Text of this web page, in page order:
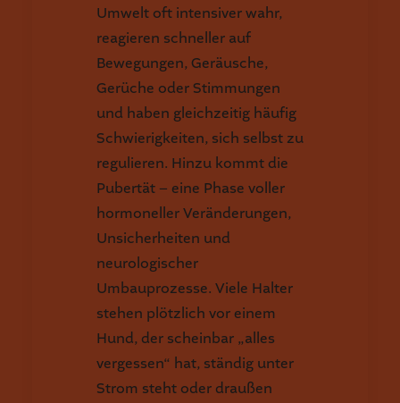
Umwelt oft intensiver wahr,
reagieren schneller auf
Bewegungen, Geräusche,
Gerüche oder Stimmungen
und haben gleichzeitig häufig
Schwierigkeiten, sich selbst zu
regulieren. Hinzu kommt die
Pubertät – eine Phase voller
hormoneller Veränderungen,
Unsicherheiten und
neurologischer
Umbauprozesse. Viele Halter
stehen plötzlich vor einem
Hund, der scheinbar „alles
vergessen“ hat, ständig unter
Strom steht oder draußen